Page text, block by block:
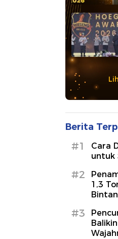
Berita
#1
Cara
untuk
#2
1,3
Bintan
#3